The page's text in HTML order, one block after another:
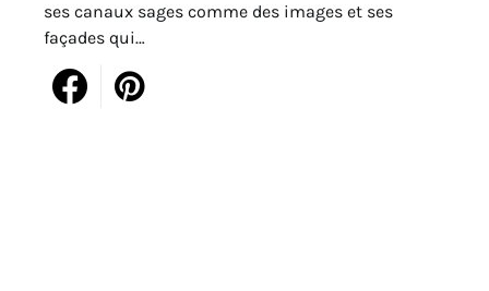
ses canaux sages comme des images et ses
façades qui…